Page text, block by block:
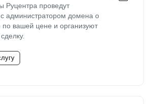
Руцентра проведут
администратором домена о
по вашей цене и организуют